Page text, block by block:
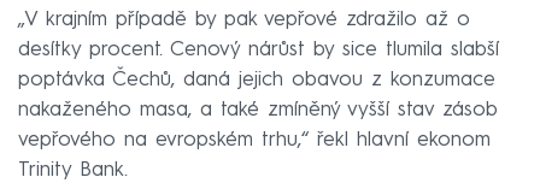
„V krajním případě by pak vepřové zdražilo až o
desítky procent. Cenový nárůst by sice tlumila slabší
poptávka Čechů, daná jejich obavou z konzumace
nakaženého masa, a také zmíněný vyšší stav zásob
vepřového na evropském trhu,“ řekl hlavní ekonom
Trinity Bank.